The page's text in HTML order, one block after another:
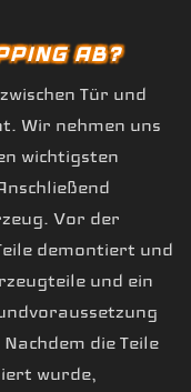
AB?
Tür und
Wir nehmen uns
wichtigsten
Vor der
demontiert und
und ein
die Teile
wurde,